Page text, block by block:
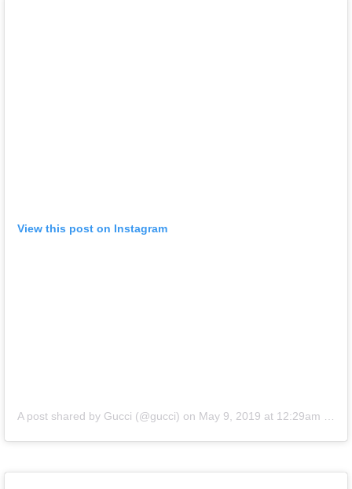
View this post on Instagram
A post shared by Gucci (@gucci) on May 9, 2019 at 12:29am PDT